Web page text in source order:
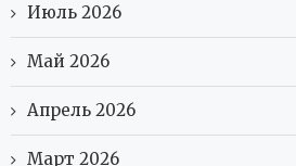
Июль 2026
Май 2026
Апрель 2026
Март 2026